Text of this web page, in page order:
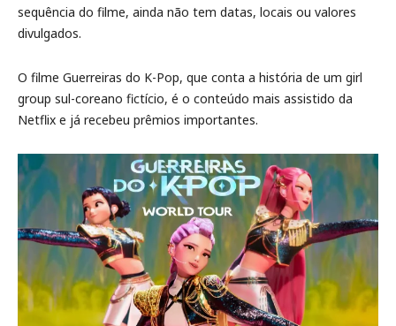
sequência do filme, ainda não tem datas, locais ou valores
divulgados.
O filme Guerreiras do K-Pop, que conta a história de um girl
group sul-coreano fictício, é o conteúdo mais assistido da
Netflix e já recebeu prêmios importantes.